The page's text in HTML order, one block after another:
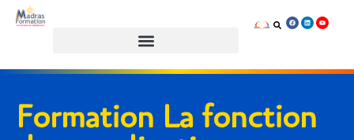
Formation La fonction